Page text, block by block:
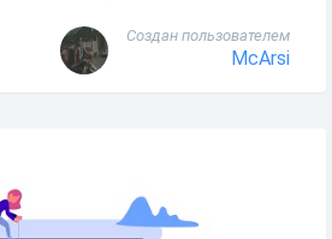
Создан пользователем
McArsi